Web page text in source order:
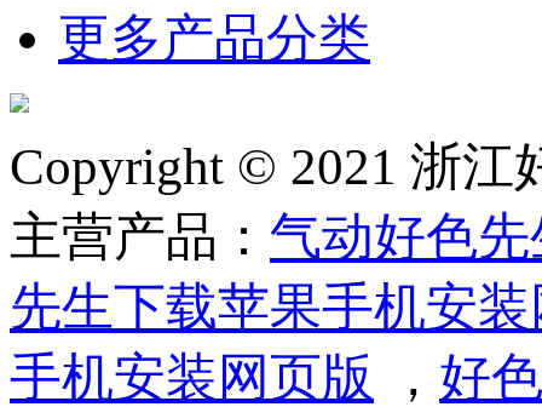
更多产品分类
Copyright © 2021 浙
主营产品： 气动好色
先生下载苹果手机安
手机安装网页版
， 好